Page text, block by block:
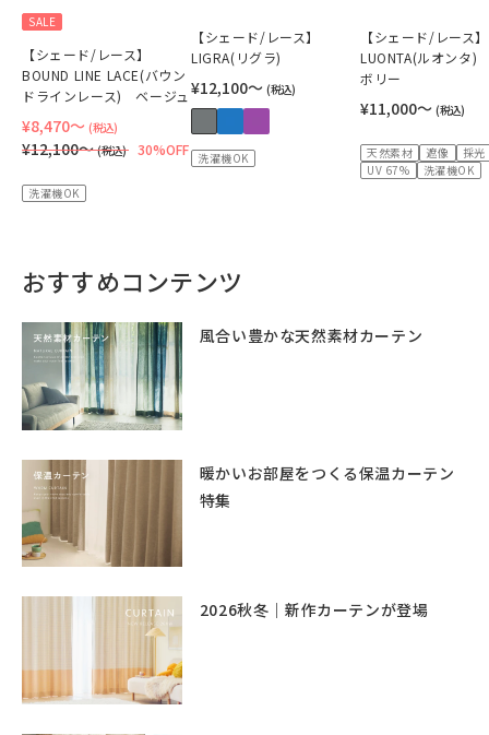
SALE
【シェード/レース】
BOUND LINE LACE(バウン
ドラインレース) ベージュ
¥8,470〜 (税込)
¥12,100〜(税込) 30%OFF
洗濯機OK
【シェード/レース】
LIGRA(リグラ)
¥12,100〜 (税込)
洗濯機OK
【シェード/レース】
LUONTA(ルオンタ)
ボリー
¥11,000〜 (税込)
天然素材 遮像
採光
UV 67%
洗濯機OK
おすすめコンテンツ
風合い豊かな天然素材カーテン
暖かいお部屋をつくる保温カーテン
特集
2026秋冬｜新作カーテンが登場